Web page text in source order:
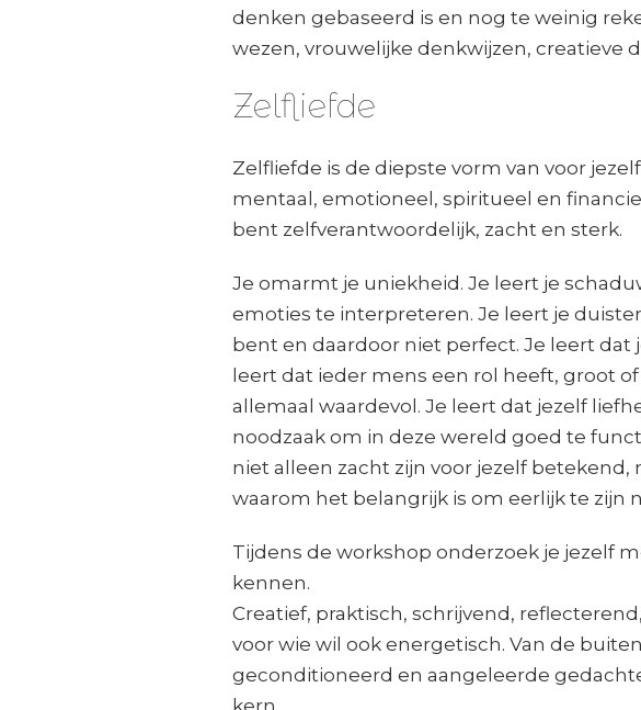
denken gebaseerd is en nog te weinig
wezen, vrouwelijke denkwijzen, creatieve
Zelfliefde
Zelfliefde is de diepste vorm van voor
mentaal, emotioneel, spiritueel en
bent zelfverantwoordelijk, zacht en sterk.
Je omarmt je uniekheid. Je leert je
emoties te interpreteren. Je leert je
bent en daardoor niet perfect. Je leert dat
leert dat ieder mens een rol heeft, groot
allemaal waardevol. Je leert dat jezelf
noodzaak om in deze wereld goed te
niet alleen zacht zijn voor jezelf betekend,
waarom het belangrijk is om eerlijk te zijn
Tijdens de workshop onderzoek je jezelf
kennen.
Creatief, praktisch, schrijvend,
voor wie wil ook energetisch. Van de
geconditioneerd en aangeleerde